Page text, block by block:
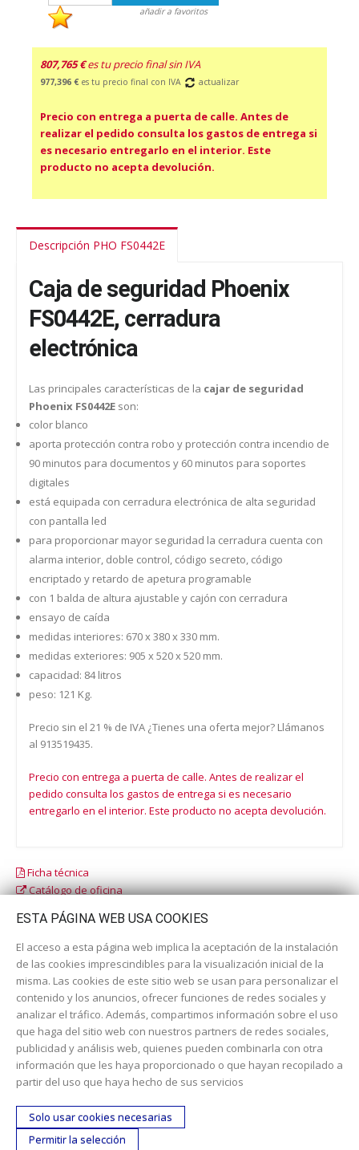
añadir a favoritos
807,765 € es tu precio final sin IVA
977,396 € es tu precio final con IVA actualizar
Precio con entrega a puerta de calle. Antes de
realizar el pedido consulta los gastos de entrega si
es necesario entregarlo en el interior. Este
producto no acepta devolución.
Descripción PHO FS0442E
Caja de seguridad Phoenix
FS0442E, cerradura
electrónica
Las principales características de la cajar de seguridad
Phoenix FS0442E son:
color blanco
aporta protección contra robo y protección contra incendio de
90 minutos para documentos y 60 minutos para soportes
digitales
está equipada con cerradura electrónica de alta seguridad
con pantalla led
para proporcionar mayor seguridad la cerradura cuenta con
alarma interior, doble control, código secreto, código
encriptado y retardo de apetura programable
con 1 balda de altura ajustable y cajón con cerradura
ensayo de caída
medidas interiores: 670 x 380 x 330 mm.
medidas exteriores: 905 x 520 x 520 mm.
capacidad: 84 litros
peso: 121 Kg.
Precio sin el 21 % de IVA ¿Tienes una oferta mejor? Llámanos
al 913519435.
Precio con entrega a puerta de calle. Antes de realizar el
pedido consulta los gastos de entrega si es necesario
entregarlo en el interior. Este producto no acepta devolución.
Ficha técnica
Catálogo de oficina
Catálogo escolar
Dirección:c/ Cercedilla nº 14, 28925 Alcorcón
Email:contacta aquí
Teléfono:913519435
ESTA PÁGINA WEB USA COOKIES
El acceso a esta página web implica la aceptación de la instalación
de las cookies imprescindibles para la visualización inicial de la
misma. Las cookies de este sitio web se usan para personalizar el
contenido y los anuncios, ofrecer funciones de redes sociales y
analizar el tráfico. Además, compartimos información sobre el uso
que haga del sitio web con nuestros partners de redes sociales,
publicidad y análisis web, quienes pueden combinarla con otra
información que les haya proporcionado o que hayan recopilado a
partir del uso que haya hecho de sus servicios
Solo usar cookies necesarias
Permitir la selección